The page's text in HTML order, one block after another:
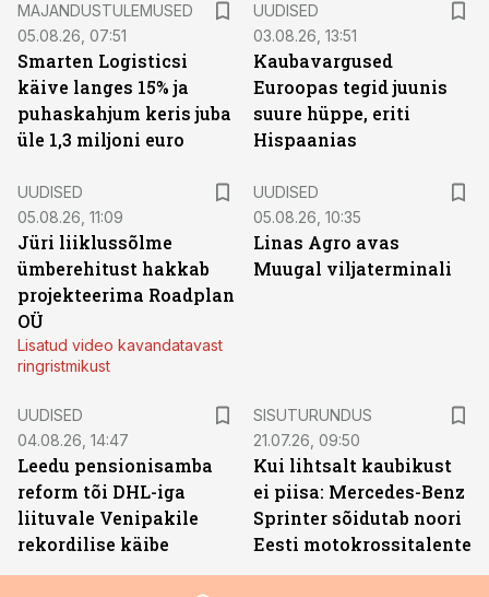
MAJANDUSTULEMUSED
05.08.26, 07:51
Smarten Logisticsi
käive langes 15% ja
puhaskahjum keris juba
üle 1,3 miljoni euro
UUDISED
03.08.26, 13:51
Kaubavargused
Euroopas tegid juunis
suure hüppe, eriti
Hispaanias
UUDISED
05.08.26, 11:09
Jüri liiklussõlme
ümberehitust hakkab
projekteerima Roadplan
OÜ
Lisatud video kavandatavast
ringristmikust
UUDISED
05.08.26, 10:35
Linas Agro avas
Muugal viljaterminali
UUDISED
04.08.26, 14:47
Leedu pensionisamba
reform tõi DHL-iga
liituvale Venipakile
rekordilise käibe
SISUTURUNDUS
21.07.26, 09:50
Kui lihtsalt kaubikust
ei piisa: Mercedes-Benz
Sprinter sõidutab noori
Eesti motokrossitalente